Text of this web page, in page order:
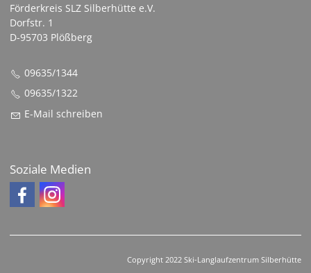
Förderkreis SLZ Silberhütte e.V.
Dorfstr. 1
D-95703 Plößberg
09635/1344
09635/1322
E-Mail schreiben
Soziale Medien
Copyright 2022 Ski-Langlaufzentrum Silberhütte